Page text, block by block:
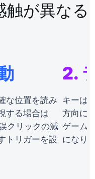
触が異なる
な位置を読み
する場合は
クリックの減
トリガーを設
2.
キーは
方向に
ゲーム
になり